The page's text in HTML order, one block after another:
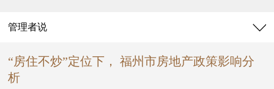
管理者说
“房住不炒”定位下， 福州市房地产政策影响分
析